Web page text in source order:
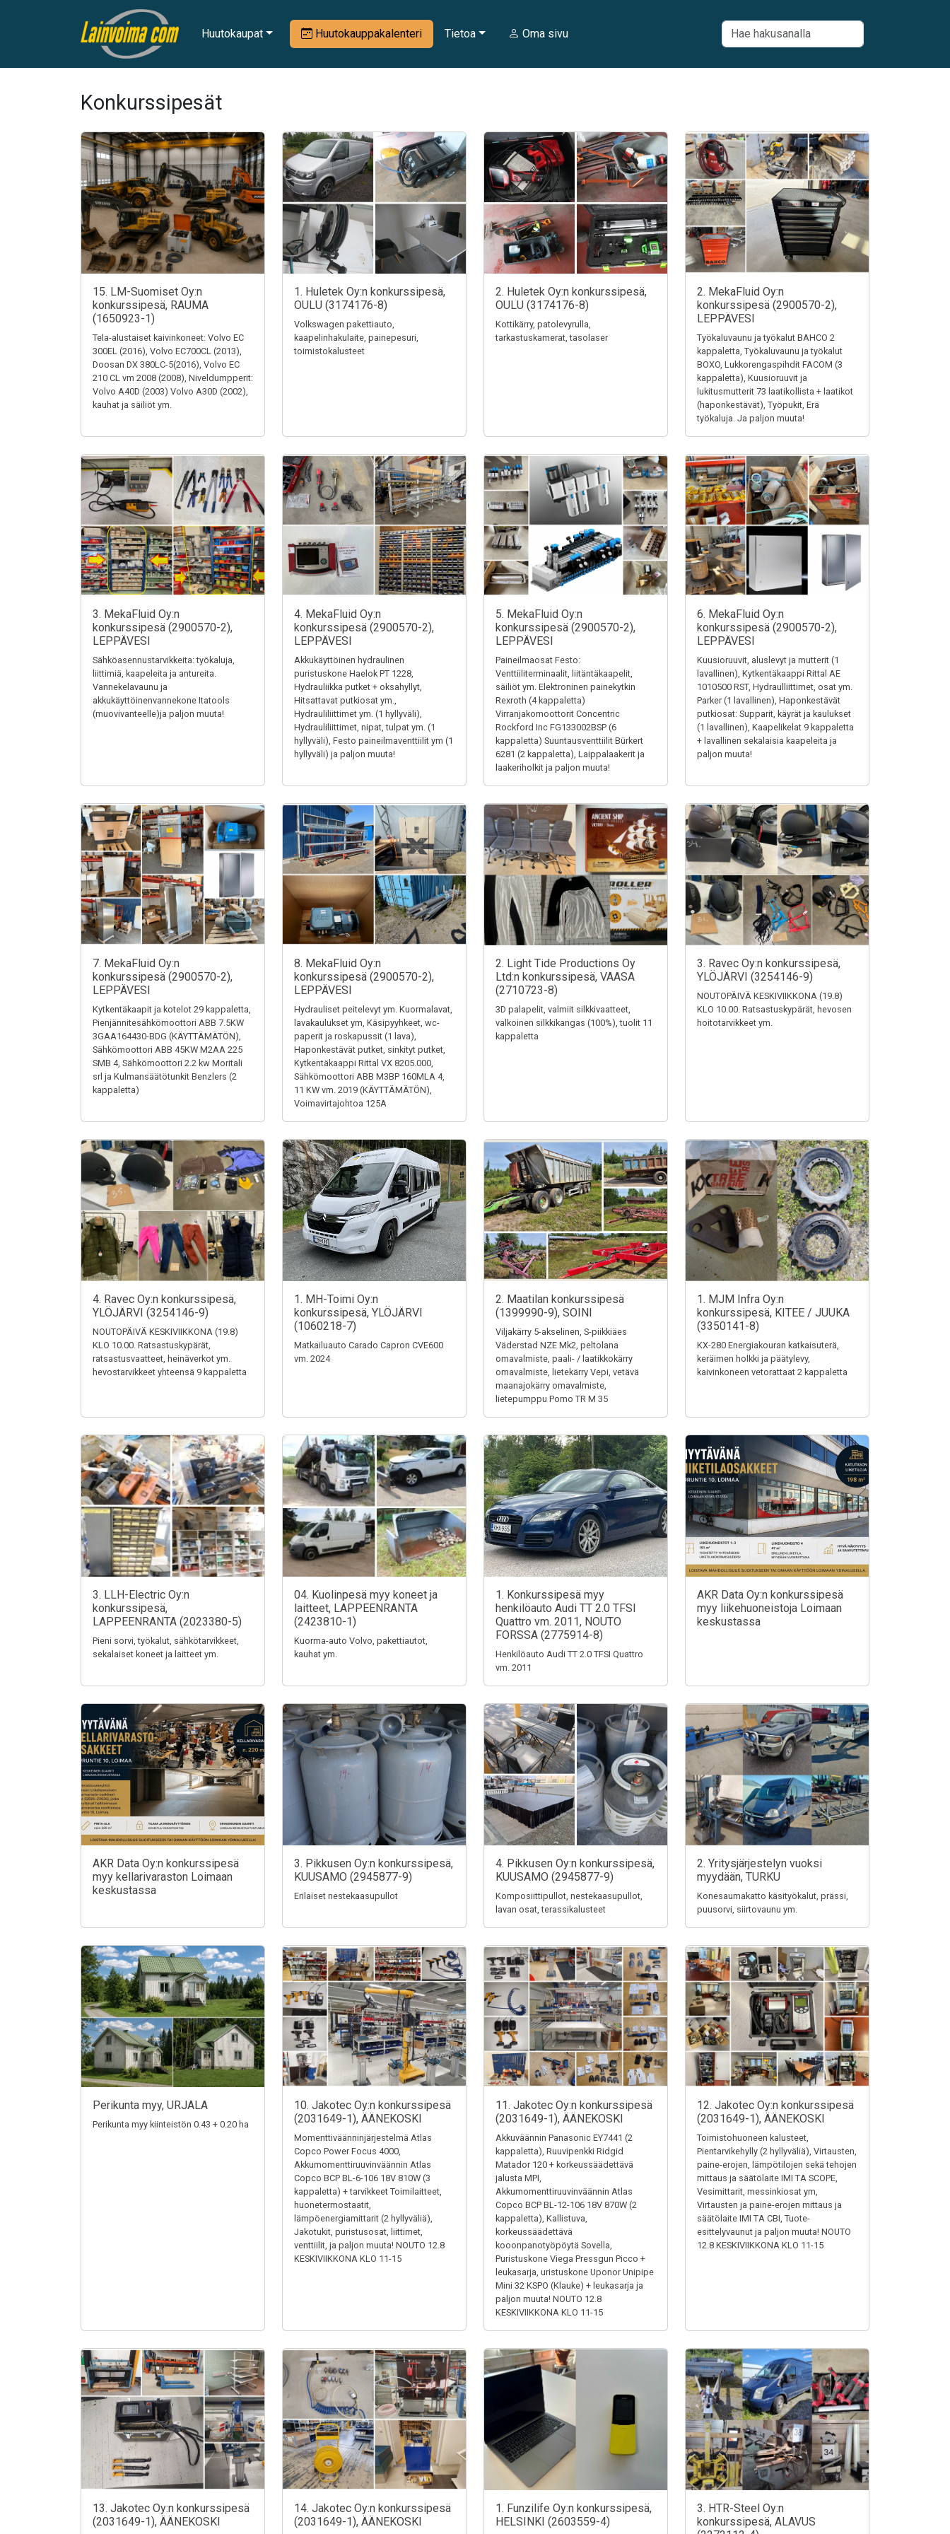
Huutokaupat Huutokauppakalenteri Tietoa Oma sivu
Konkurssipesät
15. LM-Suomiset Oy:n
konkurssipesä, RAUMA
(1650923-1)
Tela-alustaiset kaivinkoneet: Volvo EC
300EL (2016), Volvo EC700CL (2013),
Doosan DX 380LC-5(2016), Volvo EC
210 CL vm 2008 (2008), Niveldumpperit:
Volvo A40D (2003) Volvo A30D (2002),
kauhat ja säiliöt ym.
1. Huletek Oy:n konkurssipesä,
OULU (3174176-8)
Volkswagen pakettiauto,
kaapelinhakulaite, painepesuri,
toimistokalusteet
2. Huletek Oy:n konkurssipesä,
OULU (3174176-8)
Kottikärry, patolevyrulla,
tarkastuskamerat, tasolaser
2. MekaFluid Oy:n
konkurssipesä (2900570-2),
LEPPÄVESI
Työkaluvaunu ja työkalut BAHCO 2
kappaletta, Työkaluvaunu ja työkalut
BOXO, Lukkorengaspihdit FACOM (3
kappaletta), Kuusioruuvit ja
lukitusmutterit 73 laatikollista + laatikot
(haponkestävät), Työpukit, Erä
työkaluja. Ja paljon muuta!
3. MekaFluid Oy:n
konkurssipesä (2900570-2),
LEPPÄVESI
Sähköasennustarvikkeita: työkaluja,
liittimiä, kaapeleita ja antureita.
Vannekelavaunu ja
akkukäyttöinenvannekone Itatools
(muovivanteelle)ja paljon muuta!
4. MekaFluid Oy:n
konkurssipesä (2900570-2),
LEPPÄVESI
Akkukäyttöinen hydraulinen
puristuskone Haelok PT 1228,
Hydrauliikka putket + oksahyllyt,
Hitsattavat putkiosat ym.,
Hydrauliliittimet ym. (1 hyllyväli),
Hydrauliliittimet, nipat, tulpat ym. (1
hyllyväli), Festo paineilmaventtiilit ym (1
hyllyväli) ja paljon muuta!
5. MekaFluid Oy:n
konkurssipesä (2900570-2),
LEPPÄVESI
Paineilmaosat Festo:
Venttiiliterminaalit, liitäntäkaapelit,
säiliöt ym. Elektroninen painekytkin
Rexroth (4 kappaletta)
Virranjakomoottorit Concentric
Rockford Inc FG133002BSP (6
kappaletta) Suuntausventtiilit Bürkert
6281 (2 kappaletta), Laippalaakerit ja
laakeriholkit ja paljon muuta!
6. MekaFluid Oy:n
konkurssipesä (2900570-2),
LEPPÄVESI
Kuusioruuvit, aluslevyt ja mutterit (1
lavallinen), Kytkentäkaappi Rittal AE
1010500 RST, Hydraulliittimet, osat ym.
Parker (1 lavallinen), Haponkestävät
putkiosat: Supparit, käyrät ja kaulukset
(1 lavallinen), Kaapelikelat 9 kappaletta
+ lavallinen sekalaisia kaapeleita ja
paljon muuta!
7. MekaFluid Oy:n
konkurssipesä (2900570-2),
LEPPÄVESI
Kytkentäkaapit ja kotelot 29 kappaletta,
Pienjännitesähkömoottori ABB 7.5KW
3GAA164430-BDG (KÄYTTÄMÄTÖN),
Sähkömoottori ABB 45KW M2AA 225
SMB 4, Sähkömoottori 2.2 kw Moritali
srl ja Kulmansäätötunkit Benzlers (2
kappaletta)
8. MekaFluid Oy:n
konkurssipesä (2900570-2),
LEPPÄVESI
Hydrauliset peitelevyt ym. Kuormalavat,
lavakaulukset ym, Käsipyyhkeet, wc-
paperit ja roskapussit (1 lava),
Haponkestävät putket, sinkityt putket,
Kytkentäkaappi Rittal VX 8205.000,
Sähkömoottori ABB M3BP 160MLA 4,
11 KW vm. 2019 (KÄYTTÄMÄTÖN),
Voimavirtajohtoa 125A
2. Light Tide Productions Oy
Ltd:n konkurssipesä, VAASA
(2710723-8)
3D palapelit, valmiit silkkivaatteet,
valkoinen silkkikangas (100%), tuolit 11
kappaletta
3. Ravec Oy:n konkurssipesä,
YLÖJÄRVI (3254146-9)
NOUTOPÄIVÄ KESKIVIIKKONA (19.8)
KLO 10.00. Ratsastuskypärät, hevosen
hoitotarvikkeet ym.
4. Ravec Oy:n konkurssipesä,
YLÖJÄRVI (3254146-9)
NOUTOPÄIVÄ KESKIVIIKKONA (19.8)
KLO 10.00. Ratsastuskypärät,
ratsastusvaatteet, heinäverkot ym.
hevostarvikkeet yhteensä 9 kappaletta
1. MH-Toimi Oy:n
konkurssipesä, YLÖJÄRVI
(1060218-7)
Matkailuauto Carado Capron CVE600
vm. 2024
2. Maatilan konkurssipesä
(1399990-9), SOINI
Viljakärry 5-akselinen, S-piikkiäes
Väderstad NZE Mk2, peltolana
omavalmiste, paali- / laatikkokärry
omavalmiste, lietekärry Vepi, vetävä
maanajokärry omavalmiste,
lietepumppu Pomo TR M 35
1. MJM Infra Oy:n
konkurssipesä, KITEE / JUUKA
(3350141-8)
KX-280 Energiakouran katkaisuterä,
keräimen holkki ja päätylevy,
kaivinkoneen vetorattaat 2 kappaletta
3. LLH-Electric Oy:n
konkurssipesä,
LAPPEENRANTA (2023380-5)
Pieni sorvi, työkalut, sähkötarvikkeet,
sekalaiset koneet ja laitteet ym.
04. Kuolinpesä myy koneet ja
laitteet, LAPPEENRANTA
(2423810-1)
Kuorma-auto Volvo, pakettiautot,
kauhat ym.
1. Konkurssipesä myy
henkilöauto Audi TT 2.0 TFSI
Quattro vm. 2011, NOUTO
FORSSA (2775914-8)
Henkilöauto Audi TT 2.0 TFSI Quattro
vm. 2011
AKR Data Oy:n konkurssipesä
myy liikehuoneistoja Loimaan
keskustassa
AKR Data Oy:n konkurssipesä
myy kellarivaraston Loimaan
keskustassa
3. Pikkusen Oy:n konkurssipesä,
KUUSAMO (2945877-9)
Erilaiset nestekaasupullot
4. Pikkusen Oy:n konkurssipesä,
KUUSAMO (2945877-9)
Komposiittipullot, nestekaasupullot,
lavan osat, terassikalusteet
2. Yritysjärjestelyn vuoksi
myydään, TURKU
Konesaumakatto käsityökalut, prässi,
puusorvi, siirtovaunu ym.
Perikunta myy, URJALA
Perikunta myy kiinteistön 0.43 + 0.20 ha
10. Jakotec Oy:n konkurssipesä
(2031649-1), ÄÄNEKOSKI
Momenttiväänninjärjestelmä Atlas
Copco Power Focus 4000,
Akkumomenttiruuvinväännin Atlas
Copco BCP BL-6-106 18V 810W (3
kappaletta) + tarvikkeet Toimilaitteet,
huonetermostaatit,
lämpöenergiamittarit (2 hyllyväliä),
Jakotukit, puristusosat, liittimet,
venttiilit, ja paljon muuta! NOUTO 12.8
KESKIVIIKKONA KLO 11-15
11. Jakotec Oy:n konkurssipesä
(2031649-1), ÄÄNEKOSKI
Akkuväännin Panasonic EY7441 (2
kappaletta), Ruuvipenkki Ridgid
Matador 120 + korkeussäädettävä
jalusta MPI,
Akkumomenttiruuvinväännin Atlas
Copco BCP BL-12-106 18V 870W (2
kappaletta), Kallistuva,
korkeussäädettävä
kooonpanotyöpöytä Sovella,
Puristuskone Viega Pressgun Picco +
leukasarja, uristuskone Uponor Unipipe
Mini 32 KSPO (Klauke) + leukasarja ja
paljon muuta! NOUTO 12.8
KESKIVIIKKONA KLO 11-15
12. Jakotec Oy:n konkurssipesä
(2031649-1), ÄÄNEKOSKI
Toimistohuoneen kalusteet,
Pientarvikehylly (2 hyllyväliä), Virtausten,
paine-erojen, lämpötilojen sekä tehojen
mittaus ja säätölaite IMI TA SCOPE,
Vesimittarit, messinkiosat ym,
Virtausten ja paine-erojen mittaus ja
säätölaite IMI TA CBI, Tuote-
esittelyvaunut ja paljon muuta! NOUTO
12.8 KESKIVIIKKONA KLO 11-15
13. Jakotec Oy:n konkurssipesä
(2031649-1), ÄÄNEKOSKI
14. Jakotec Oy:n konkurssipesä
(2031649-1), ÄÄNEKOSKI
1. Funzilife Oy:n konkurssipesä,
HELSINKI (2603559-4)
3. HTR-Steel Oy:n
konkurssipesä, ALAVUS